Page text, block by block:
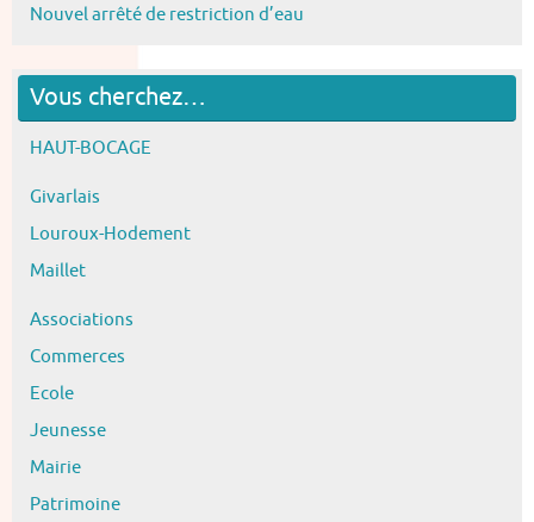
Nouvel arrêté de restriction d’eau
Vous cherchez…
HAUT-BOCAGE
Givarlais
Louroux-Hodement
Maillet
Associations
Commerces
Ecole
Jeunesse
Mairie
Patrimoine